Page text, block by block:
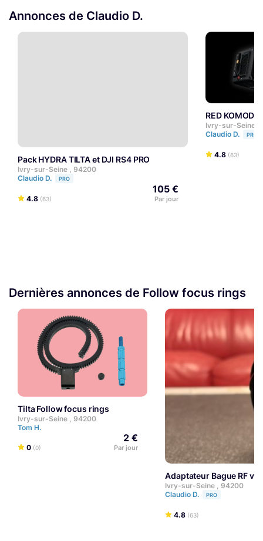
Annonces de Claudio D.
Pack HYDRA TILTA et DJI RS4 PRO
Ivry-sur-Seine , 94200
Claudio D.
PRO
4.8 (63)
105 €
Par jour
RED
Ivry-sur-Seine ,
Claudio D.
PRO
4.8 (63)
Dernières annonces de Follow focus rings
Tilta Follow focus rings
Ivry-sur-Seine , 94200
Tom H.
0 (0)
2 €
Par jour
Adaptateur Bague RF
Ivry-sur-Seine , 94200
Claudio D.
PRO
4.8 (63)